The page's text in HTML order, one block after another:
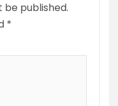
be published.
*